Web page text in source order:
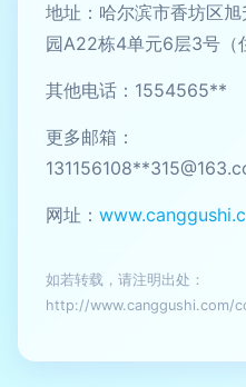
地址：哈尔滨市香坊区
园A22栋4单元6层3号（
其他电话：1554565**
更多邮箱：
131156108**
网址：
如若转载，请注明出处：
http://www.canggushi.com/